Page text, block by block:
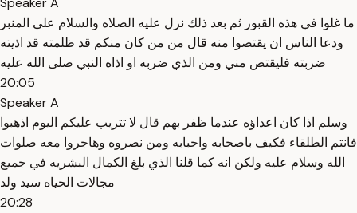
ما غلوا في هذه القبور ثم بعد ذلك نزل عليه الصلاه والسلام على المنبر
ودعا الناس ان يقتصوا منه قال من من كان منكم قد ظلمته قد اذيته
ضربته فليقتص مني ومن الذي ضربه او اذاه النبي صلى الله عليه
20:05
Speaker A
وسلم اذا كان اعداؤه عندما ظفر بهم قال لا تتريب عليكم اليوم اذهبوا
فانتم الطلقاء فكيف باصحابه واحبابه ومن نصروه وهاجروا معه صلوات
الله وسلام عليه ولكن انه كما قلنا الذي بلغ الكمال البشريه في جميع
مجالات الحياه سيد ولد
20:28